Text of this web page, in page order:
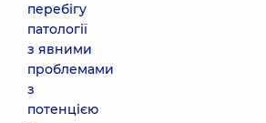
перебігу
патології
з явними
проблемами
з
потенцією